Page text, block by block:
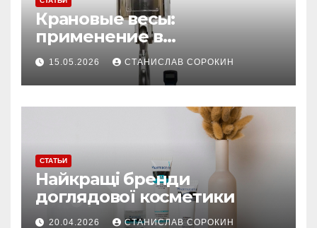
Крановые весы:
применение в
производстве и
строительстве
15.05.2026 СТАНИСЛАВ СОРОКИН
СТАТЬИ
Найкращі бренди
доглядової косметики
20.04.2026 СТАНИСЛАВ СОРОКИН